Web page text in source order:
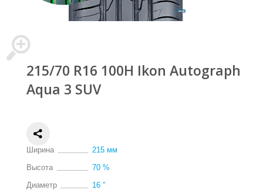
215/70 R16 100H Ikon Autograph
Aqua 3 SUV
Ширина
215 мм
Высота
70 %
Диаметр
16 ″